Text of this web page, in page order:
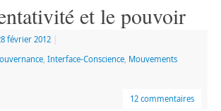
et le pouvoir
février 2012
, Interface-Conscience, Mouvements
12 commentaires